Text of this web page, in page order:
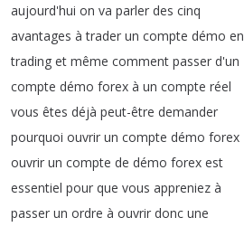
aujourd'hui on va parler des cinq
avantages à trader un compte démo en
trading et même comment passer d'un
compte démo forex à un compte réel
vous êtes déjà peut-être demander
pourquoi ouvrir un compte démo forex
ouvrir un compte de démo forex est
essentiel pour que vous appreniez à
passer un ordre à ouvrir donc une